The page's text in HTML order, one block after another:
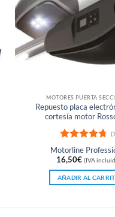
MOTORES PUERTA
Repuesto placa
cortesía motor
Valorado
con4.71
de 5
Motorline
16,50€ (IVA
AÑADIR AL